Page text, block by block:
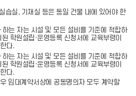
습실, 기재실 등은 동일 건물 내에 있어야 한
는 자는 시설 및 모든 설비를 기준에 적합하
학원설립·운영등록 신청서에 교육부령이
다.
는 자는 시설 및 모든 설비를 기준에 적합하
학원설립·운영등록 신청서에 교육부령이
다.
임대계약서상에 공동명의자 모두 계약할